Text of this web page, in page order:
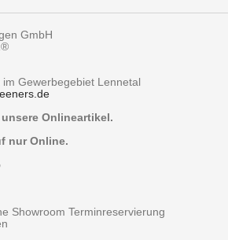
GmbH
Gewerbegebiet Lennetal
Onlineartikel.
nur Online.
Showroom Terminreservierung